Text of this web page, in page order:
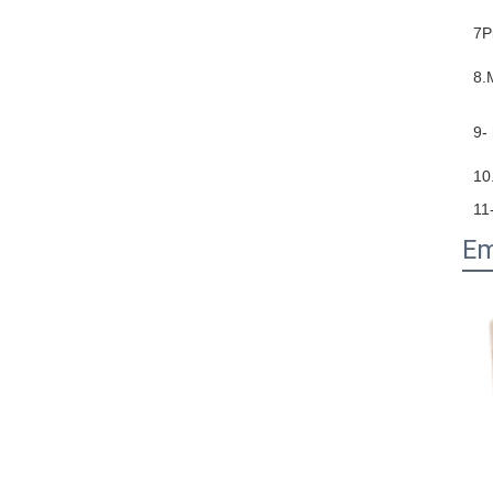
9-